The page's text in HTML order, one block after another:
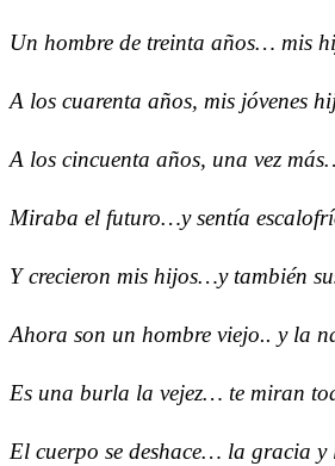
Un hombre de treinta años… mis
A los cuarenta años, mis jóvenes
A los cincuenta años, una vez
Miraba el futuro…y sentía
Y crecieron mis hijos…y también
Ahora son un hombre viejo.. y la
Es una burla la vejez… te miran
El cuerpo se deshace… la gracia y